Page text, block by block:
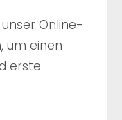
Online-
um einen
erste